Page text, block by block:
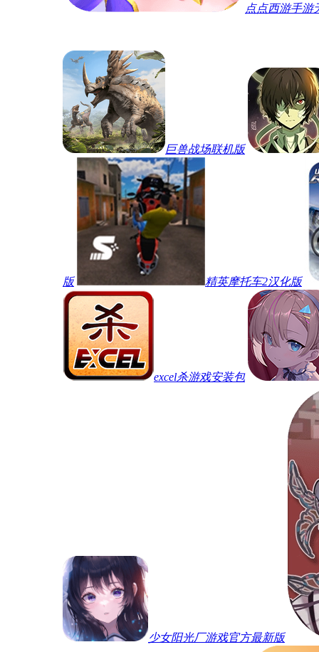
点点西游手游
巨兽战场联机版
版 精英摩托车2汉化版
excel杀游戏安装包
少女阳光厂游戏官方最新版